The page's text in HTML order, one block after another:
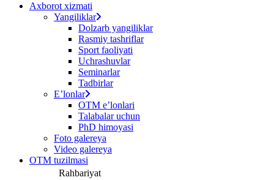
Axborot xizmati
Yangiliklar
Dolzarb yangiliklar
Rasmiy tashriflar
Sport faoliyati
Uchrashuvlar
Seminarlar
Tadbirlar
Eʼlonlar
OTM eʼlonlari
Talabalar uchun
PhD himoyasi
Foto galereya
Video galereya
OTM tuzilmasi
Rahbariyat